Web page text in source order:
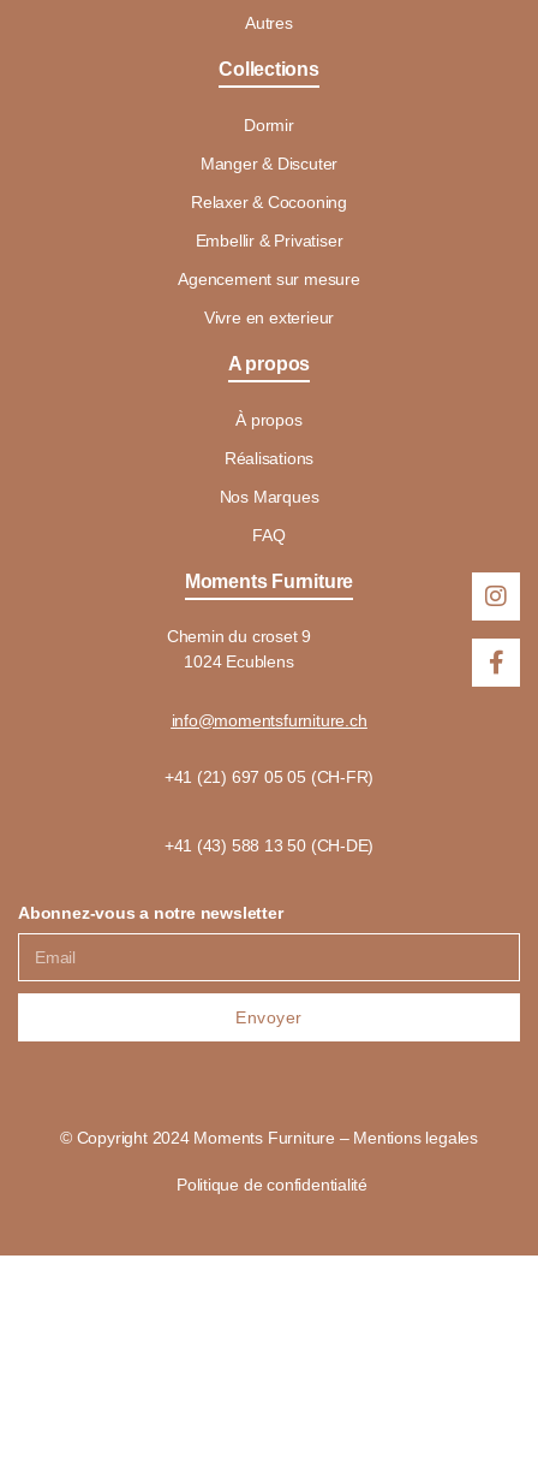
Autres
Collections
Dormir
Manger & Discuter
Relaxer & Cocooning
Embellir & Privatiser
Agencement sur mesure
Vivre en exterieur
A propos
À propos
Réalisations
Nos Marques
FAQ
Moments Furniture
Chemin du croset 9
1024 Ecublens
info@momentsfurniture.ch
+41 (21) 697 05 05 (CH-FR)
+41 (43) 588 13 50 (CH-DE)
Abonnez-vous a notre newsletter
Envoyer
© Copyright 2024 Moments Furniture – Mentions legales
Politique de confidentialité